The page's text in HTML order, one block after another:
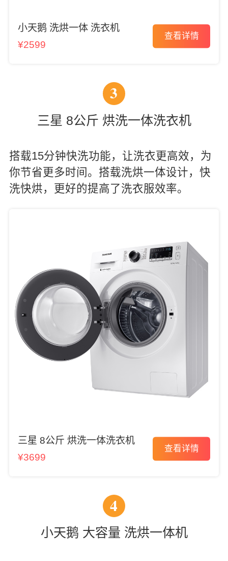
小天鹅 洗烘一体 洗衣机
¥2599
查看详情
3
三星 8公斤 烘洗一体洗衣机
搭载15分钟快洗功能，让洗衣更高效，为
你节省更多时间。搭载洗烘一体设计，快
洗快烘，更好的提高了洗衣服效率。
三星 8公斤 烘洗一体洗衣机
¥3699
查看详情
4
小天鹅 大容量 洗烘一体机